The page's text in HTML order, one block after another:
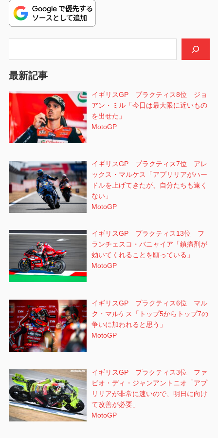
ビ
ゲ
ー
シ
ョ
ン
稿:
最新記事
イギリスGP プラクティス8位 ジョ
アン・ミル「今日は最大限に近いもの
を出せた」
MotoGP
イギリスGP プラクティス7位 アレ
ックス・マルケス「アプリリアがハー
ドルを上げてきたが、自分たちも遠く
ない」
MotoGP
イギリスGP プラクティス13位 フ
ランチェスコ・バニャイア「鎮痛剤が
効いてくれることを願っている」
MotoGP
イギリスGP プラクティス6位 マル
ク・マルケス「トップ5からトップ7の
争いに加われると思う」
MotoGP
イギリスGP プラクティス3位 ファ
ビオ・ディ・ジャンアントニオ「アプ
リリアが非常に速いので、明日に向け
て改善が必要」
MotoGP